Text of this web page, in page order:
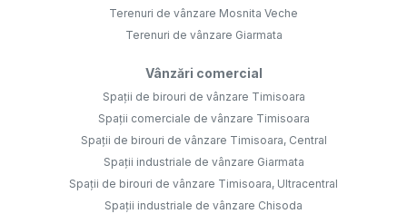
Terenuri de vânzare Mosnita Veche
Terenuri de vânzare Giarmata
Vânzări comercial
Spații de birouri de vânzare Timisoara
Spații comerciale de vânzare Timisoara
Spații de birouri de vânzare Timisoara, Central
Spații industriale de vânzare Giarmata
Spații de birouri de vânzare Timisoara, Ultracentral
Spații industriale de vânzare Chisoda